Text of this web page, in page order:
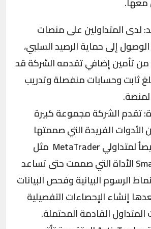
لدى المتداولين على منصات
إلى حماية الرصيد السلبي،
من تأمين إضافي تقدمه الشركة قد
ثابت وحسابات منفصلة وتدريب
تقدم الشركة مجموعة كبيرة
الفريدة التي صممتها
الشركة خصيصاُ لمتداولي MetaTrader مثل
Smart Pattern الأداة التي صممت حتى تساعد
الرسوم البيانية وفحص البيانات
إنشاء الإحصاءات التفصيلية
القادمة المحتملة.